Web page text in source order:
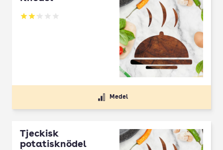
Betyg: 2.1 av 5
Medel
Tjeckisk
potatisknödel